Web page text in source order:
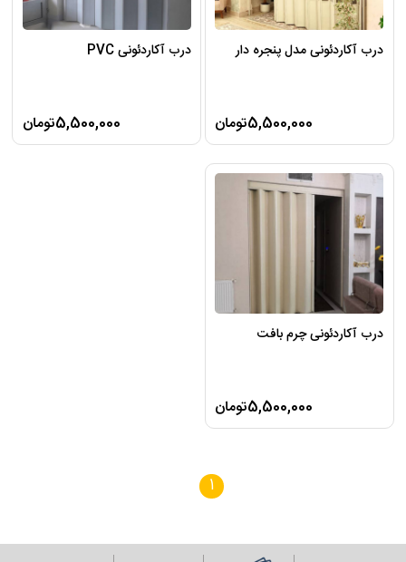
درب آکاردئونی مدل پنجره دار
5,500,000تومان
درب آکاردئونی PVC
5,500,000تومان
درب آکاردئونی چرم بافت
5,500,000تومان
1